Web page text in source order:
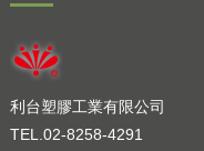
利台塑膠工業有限公司
TEL.02-8258-4291